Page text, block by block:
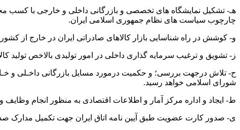
هـ- تشکیل نمایشگاه های تخصصی و بازرگانی داخلی و خارجی با کسب
چارچوب سیاست های نظام جمهوری اسلامی ایران.
و- کوشش در راه شناسایی بازار کالاهای صادراتی ایران در خارج
ز- تشویق و ترغیب سرمایه گذاری داخلی در امور تولیدی بالاخص تولید
ح- تلاش درجهت بررسی؛ و حکمیت درمورد مسایل بازرگانی داخـلی و
شورای اسلامی خواهد رسید.
ط- ایجاد و اداره مرکز آمار و اطلاعات اقتصادی به منظور انجام وظایف
ی- صدور کارت عضویت طبق آیین نامه اتاق ایران جهت تکمیل مدارک